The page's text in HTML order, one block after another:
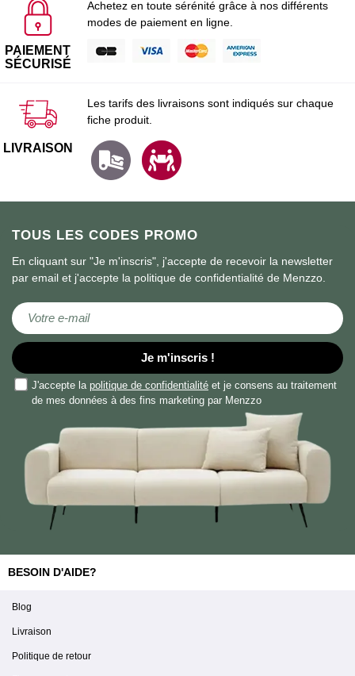
TOUS LES CODES PROMO
En cliquant sur "Je m'inscris", j'accepte de recevoir la newsletter
par email et j'accepte la politique de confidentialité de Menzzo.
Inscription à notre lettre d’information :
Je m'inscris !
J'accepte la politique de confidentialité et je consens au traitement
de mes données à des fins marketing par Menzzo
PAIEMENT
SÉCURISÉ
Achetez en toute sérénité grâce à nos différents
modes de paiement en ligne.
LIVRAISON
Les tarifs des livraisons sont indiqués sur chaque
fiche produit.
BESOIN D'AIDE?
Blog
Livraison
Politique de retour